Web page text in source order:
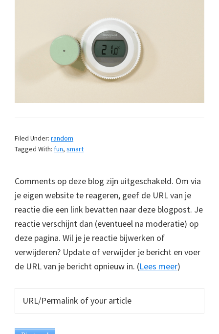
Filed Under: random
Tagged With: fun, smart
Comments op deze blog zijn uitgeschakeld. Om via
je eigen website te reageren, geef de URL van je
reactie die een link bevatten naar deze blogpost. Je
reactie verschijnt dan (eventueel na moderatie) op
deze pagina. Wil je je reactie bijwerken of
verwijderen? Update of verwijder je bericht en voer
de URL van je bericht opnieuw in. (Lees meer)